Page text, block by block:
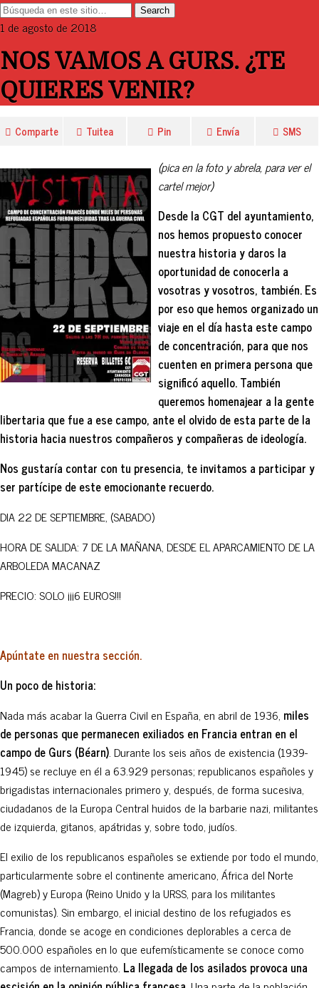
1 de agosto de 2018
NOS VAMOS A GURS. ¿TE
QUIERES VENIR?
Comparte Tuitea Pin Envía SMS
(pica en la foto y abrela, para ver el
cartel mejor)
Desde la CGT del ayuntamiento,
nos hemos propuesto conocer
nuestra historia y daros la
oportunidad de conocerla a
vosotras y vosotros, también. Es
por eso que hemos organizado un
viaje en el día hasta este campo
de concentración, para que nos
cuenten en primera persona que
significó aquello. También
queremos homenajear a la gente
libertaria que fue a ese campo, ante el olvido de esta parte de la
historia hacia nuestros compañeros y compañeras de ideología.
Nos gustaría contar con tu presencia, te invitamos a participar y
ser partícipe de este emocionante recuerdo.
DIA 22 DE SEPTIEMBRE, (SABADO)
HORA DE SALIDA: 7 DE LA MAÑANA, DESDE EL APARCAMIENTO DE LA
ARBOLEDA MACANAZ
PRECIO: SOLO ¡¡¡6 EUROS!!!
Apúntate en nuestra sección.
Un poco de historia:
Nada más acabar la Guerra Civil en España, en abril de 1936, miles
de personas que permanecen exiliados en Francia entran en el
campo de Gurs (Béarn). Durante los seis años de existencia (1939-
1945) se recluye en él a 63.929 personas; republicanos españoles y
brigadistas internacionales primero y, después, de forma sucesiva,
ciudadanos de la Europa Central huidos de la barbarie nazi, militantes
de izquierda, gitanos, apátridas y, sobre todo, judíos.
El exilio de los republicanos españoles se extiende por todo el mundo,
particularmente sobre el continente americano, África del Norte
(Magreb) y Europa (Reino Unido y la URSS, para los militantes
comunistas). Sin embargo, el inicial destino de los refugiados es
Francia, donde se acoge en condiciones deplorables a cerca de
500.000 españoles en lo que eufemísticamente se conoce como
campos de internamiento. La llegada de los asilados provoca una